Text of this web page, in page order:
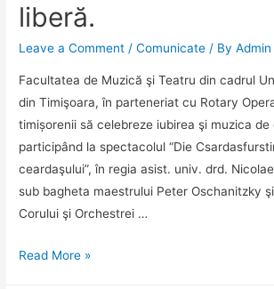
liberă.
Leave a Comment /Comunicate / ByAdmin
Facultatea de Muzică şi Teatru din cadrul
din Timişoara, în parteneriat cu Rotary
timișorenii să celebreze iubirea şi muzica de
participând la spectacolul “Die
ceardaşului”, în regia asist. univ. drd.
sub bagheta maestrului Peter Oschanitzky
Corului şi Orchestrei …
UVT
Read More »